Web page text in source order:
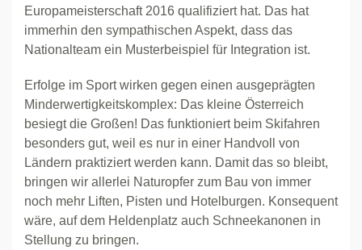
Europameisterschaft 2016 qualifiziert hat. Das hat
immerhin den sympathischen Aspekt, dass das
Nationalteam ein Musterbeispiel für Integration ist.
Erfolge im Sport wirken gegen einen ausgeprägten
Minderwertigkeitskomplex: Das kleine Österreich
besiegt die Großen! Das funktioniert beim Skifahren
besonders gut, weil es nur in einer Handvoll von
Ländern praktiziert werden kann. Damit das so bleibt,
bringen wir allerlei Naturopfer zum Bau von immer
noch mehr Liften, Pisten und Hotelburgen. Konsequent
wäre, auf dem Heldenplatz auch Schneekanonen in
Stellung zu bringen.